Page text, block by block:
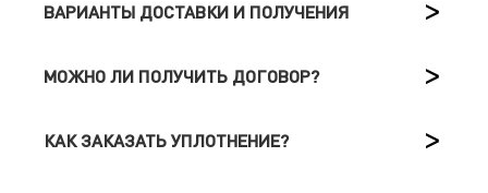
ВАРИАНТЫ ДОСТАВКИ И ПОЛУЧЕНИЯ
МОЖНО ЛИ ПОЛУЧИТЬ ДОГОВОР?
КАК ЗАКАЗАТЬ УПЛОТНЕНИЕ?